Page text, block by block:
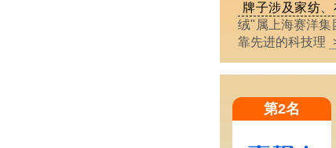
牌子涉及家纺
绒"属上海赛洋集
靠先进的科技理
第2名